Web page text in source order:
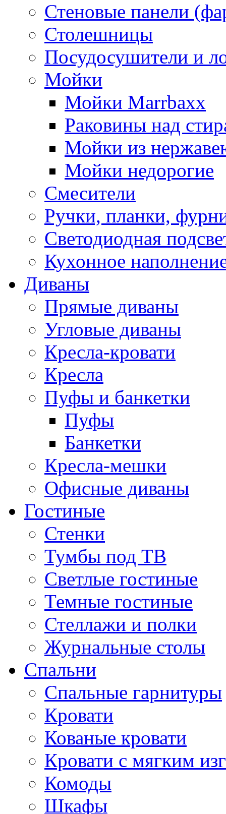
Стеновые панели
Столешницы
Посудосушители и
Мойки
Мойки Marrbaxx
Раковины над
Мойки из
Мойки недорогие
Смесители
Ручки, планки,
Светодиодная
Кухонное
Диваны
Прямые диваны
Угловые диваны
Кресла-кровати
Кресла
Пуфы и банкетки
Пуфы
Банкетки
Кресла-мешки
Офисные диваны
Гостиные
Стенки
Тумбы под ТВ
Светлые гостиные
Темные гостиные
Стеллажи и полки
Журнальные столы
Спальни
Спальные гарнитуры
Кровати
Кованые кровати
Кровати с мягким
Комоды
Шкафы